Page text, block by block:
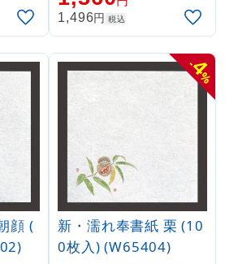
演出
。吸
ので
て乾
用い
やわらかな雰囲気を演出
することができます。吸
水性に優れていますので
、霧吹き等で湿らせて乾
燥防止としてもご使用い
ただけます。
1,496円 税込
(
-
4
%
新・濡れ奉書紙 栗 (10
0枚入) (W65404)